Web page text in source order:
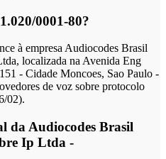
0001-80?
à empresa Audiocodes Brasil
localizada na Avenida Eng
- Cidade Moncoes, Sao Paulo -
de voz sobre protocolo
02).
da Audiocodes Brasil
Ip Ltda -